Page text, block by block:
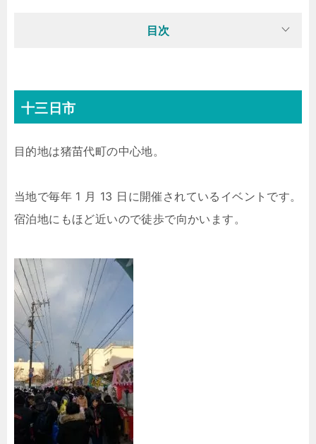
目次
十三日市
目的地は猪苗代町の中心地。
当地で毎年 1 月 13 日に開催されているイベントです。
宿泊地にもほど近いので徒歩で向かいます。